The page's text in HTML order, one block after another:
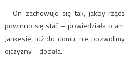
– On zachowuje się tak, jakby
powinno się stać – powiedziała o
Jankesie, idź do domu, nie
ojczyzny – dodała.